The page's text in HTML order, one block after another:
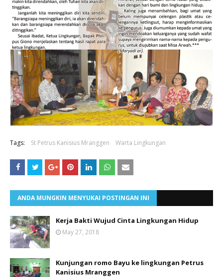
Tags: St Petrus Kanisius Mranggen Warta Lingkungan
ANDA MUNGKIN MENYUKAI POSTINGAN INI
Kerja Bakti Wujud Cinta Lingkungan Hidup
May 27, 2018
Kunjungan romo Bayu ke lingkungan Petrus
Kanisius Mranggen